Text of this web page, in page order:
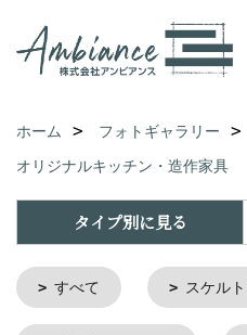
ホーム フォトギャラリー
オリジナルキッチン・造作家具
タイプ別に見る
すべて スケル